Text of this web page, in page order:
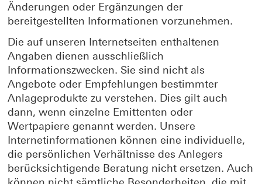
Änderungen oder Ergänzungen der
bereitgestellten Informationen vorzunehmen.
Die auf unseren Internetseiten enthaltenen
Angaben dienen ausschließlich
Informationszwecken. Sie sind nicht als
Angebote oder Empfehlungen bestimmter
Anlageprodukte zu verstehen. Dies gilt auch
dann, wenn einzelne Emittenten oder
Wertpapiere genannt werden. Unsere
Internetinformationen können eine individuelle,
die persönlichen Verhältnisse des Anlegers
berücksichtigende Beratung nicht ersetzen. Auch